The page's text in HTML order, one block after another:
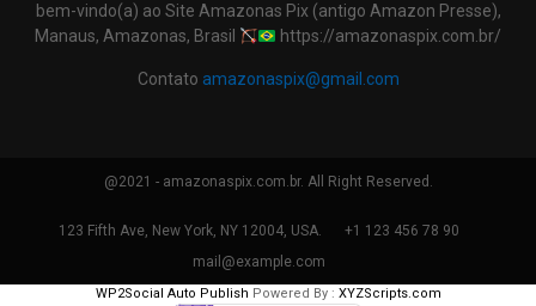
bem-vindo(a) ao Site Amazonas Pix (antigo Amazon Presse),
Manaus, Amazonas, Brasil
https://amazonaspix.com.br/
Contato amazonaspix@gmail.com
@2021 - amazonaspix.com.br. All Right Reserved.
123 Fifth Ave, New York, NY 12004, USA.
+1 123 456 78 90
mail@example.com
WP2Social Auto Publish Powered By : XYZScripts.com